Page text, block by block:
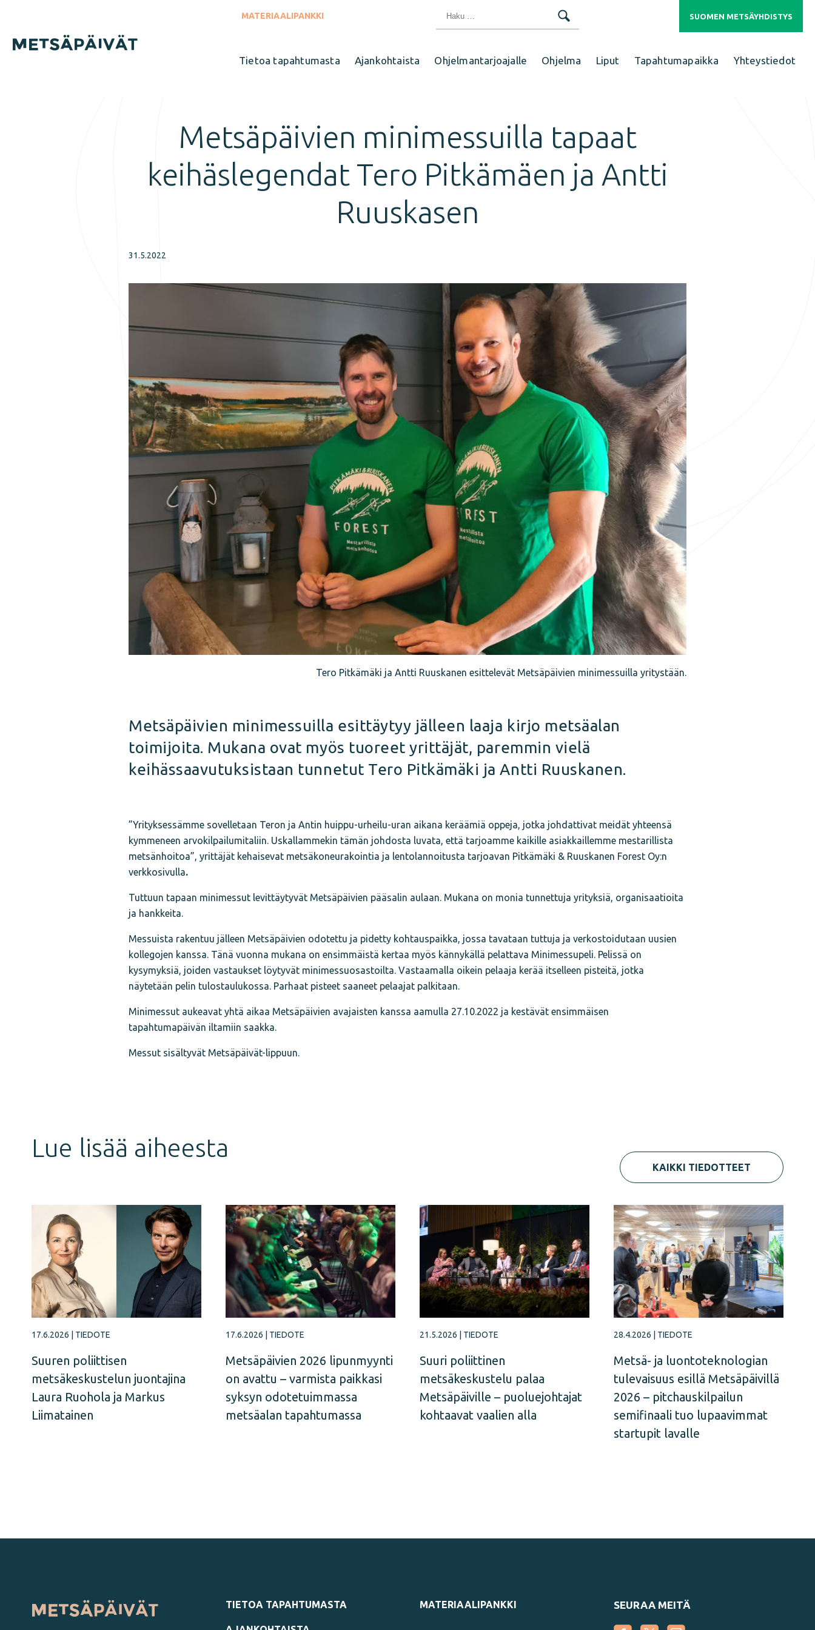
MATERIAALIPANKKI Haku: SUOMEN METSÄYHDISTYS
Tietoa tapahtumasta Ajankohtaista Ohjelmantarjoajalle Ohjelma Liput Tapahtumapaikka Yhteystiedot
Metsäpäivien minimessuilla tapaat
keihäslegendat Tero Pitkämäen ja Antti
Ruuskasen
31.5.2022
Tero Pitkämäki ja Antti Ruuskanen esittelevät Metsäpäivien minimessuilla yritystään.
Metsäpäivien minimessuilla esittäytyy jälleen laaja kirjo metsäalan
toimijoita. Mukana ovat myös tuoreet yrittäjät, paremmin vielä
keihässaavutuksistaan tunnetut Tero Pitkämäki ja Antti Ruuskanen.
”Yrityksessämme sovelletaan Teron ja Antin huippu-urheilu-uran aikana keräämiä oppeja, jotka johdattivat meidät yhteensä
kymmeneen arvokilpailumitaliin. Uskallammekin tämän johdosta luvata, että tarjoamme kaikille asiakkaillemme mestarillista
metsänhoitoa”, yrittäjät kehaisevat metsäkoneurakointia ja lentolannoitusta tarjoavan Pitkämäki & Ruuskanen Forest Oy:n
verkkosivulla.
Tuttuun tapaan minimessut levittäytyvät Metsäpäivien pääsalin aulaan. Mukana on monia tunnettuja yrityksiä, organisaatioita
ja hankkeita.
Messuista rakentuu jälleen Metsäpäivien odotettu ja pidetty kohtauspaikka, jossa tavataan tuttuja ja verkostoidutaan uusien
kollegojen kanssa. Tänä vuonna mukana on ensimmäistä kertaa myös kännykällä pelattava Minimessupeli. Pelissä on
kysymyksiä, joiden vastaukset löytyvät minimessuosastoilta. Vastaamalla oikein pelaaja kerää itselleen pisteitä, jotka
näytetään pelin tulostaulukossa. Parhaat pisteet saaneet pelaajat palkitaan.
Minimessut aukeavat yhtä aikaa Metsäpäivien avajaisten kanssa aamulla 27.10.2022 ja kestävät ensimmäisen
tapahtumapäivän iltamiin saakka.
Messut sisältyvät Metsäpäivät-lippuun.
Lue lisää aiheesta
17.6.2026 TIEDOTE
Suuren poliittisen
metsäkeskustelun juontajina
Laura Ruohola ja Markus
Liimatainen
17.6.2026 TIEDOTE
Metsäpäivien 2026 lipunmyynti
on avattu – varmista paikkasi
syksyn odotetuimmassa
metsäalan tapahtumassa
21.5.2026 TIEDOTE
Suuri poliittinen
metsäkeskustelu palaa
Metsäpäiville – puoluejohtajat
kohtaavat vaalien alla
28.4.2026 TIEDOTE
Metsä- ja luontoteknologian
tulevaisuus esillä Metsäpäivillä
2026 – pitchauskilpailun
semifinaali tuo lupaavimmat
startupit lavalle
KAIKKI TIEDOTTEET
TIETOA TAPAHTUMASTA MATERIAALIPANKKI SEURAA MEITÄ